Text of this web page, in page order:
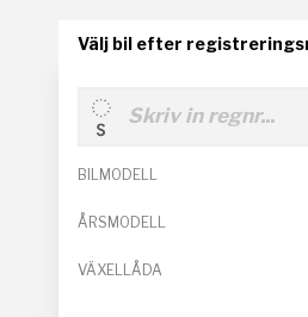
Välj bil efter
BILMODELL
ÅRSMODELL
VÄXELLÅDA